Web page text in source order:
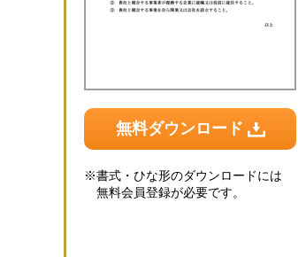
無料ダウンロード
※書式・ひな形のダウンロードには
無料会員登録が必要です。